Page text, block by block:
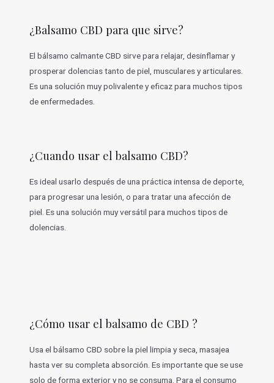
i
o
e
s
¿Balsamo CBD para que sirve?
El bálsamo calmante CBD sirve para relajar, desinflamar y
prosperar dolencias tanto de piel, musculares y articulares.
Es una solución muy polivalente y eficaz para muchos tipos
de enfermedades.
¿Cuando usar el balsamo CBD?
Es ideal usarlo después de una práctica intensa de deporte,
para progresar una lesión, o para tratar una afección de
piel. Es una solución muy versátil para muchos tipos de
dolencias.
¿Cómo usar el balsamo de CBD ?
Usa el bálsamo CBD sobre la piel limpia y seca, masajea
hasta ver su completa absorción. Es importante que se use
solo de forma exterior y no se consuma. Para el consumo